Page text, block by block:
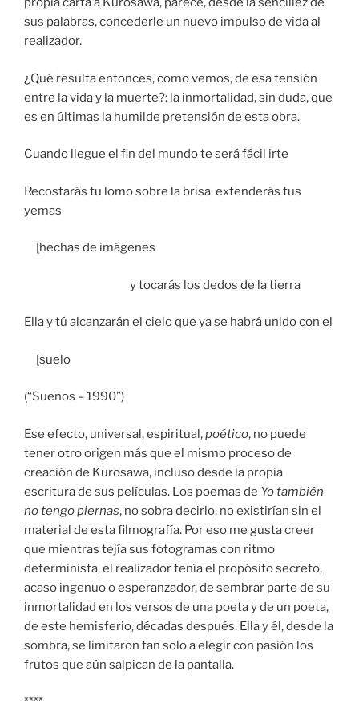
sus palabras, concederle un nuevo impulso de vida al
realizador.
¿Qué resulta entonces, como vemos, de esa tensión
entre la vida y la muerte?: la inmortalidad, sin duda, que
es en últimas la humilde pretensión de esta obra.
Cuando llegue el fin del mundo te será fácil irte
Recostarás tu lomo sobre la brisa extenderás tus
yemas
[hechas de imágenes
y tocarás los dedos de la tierra
Ella y tú alcanzarán el cielo que ya se habrá unido con el
[suelo
(“Sueños – 1990”)
Ese efecto, universal, espiritual,poético, no puede
tener otro origen más que el mismo proceso de
creación de Kurosawa, incluso desde la propia
escritura de sus películas. Los poemas de Yo también
no tengo piernas, no sobra decirlo, no existirían sin el
material de esta filmografía. Por eso me gusta creer
que mientras tejía sus fotogramas con ritmo
determinista, el realizador tenía el propósito secreto,
acaso ingenuo o esperanzador, de sembrar parte de su
inmortalidad en los versos de una poeta y de un poeta,
de este hemisferio, décadas después. Ella y él, desde la
sombra, se limitaron tan solo a elegir con pasión los
frutos que aún salpican de la pantalla.
****